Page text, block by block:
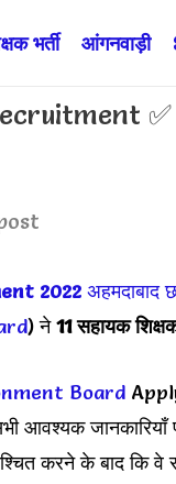
भर्ती आंगनवाड़ी
✅
2022 अहमदाबाद
) ने11 सहायक
Board
जानकारियाँ
करने के बाद कि वे